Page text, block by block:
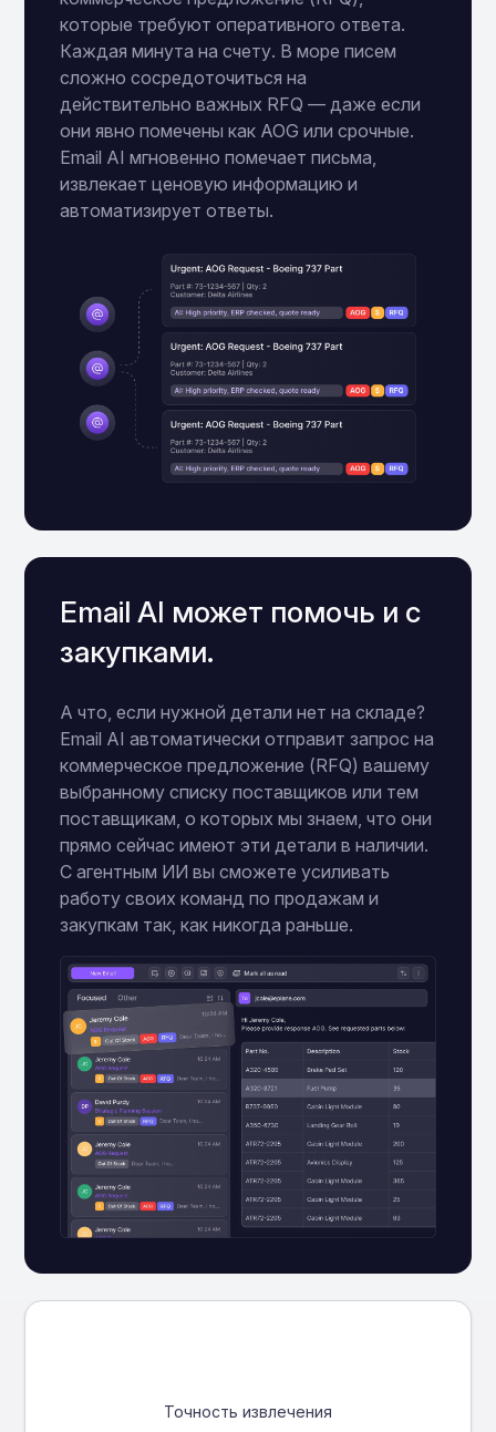
которые требуют оперативного ответа.
Каждая минута на счету. В море писем
сложно сосредоточиться на
действительно важных RFQ — даже если
они явно помечены как AOG или срочные.
Email AI мгновенно помечает письма,
извлекает ценовую информацию и
автоматизирует ответы.
Email AI может помочь и с
закупками.
А что, если нужной детали нет на складе?
Email AI автоматически отправит запрос на
коммерческое предложение (RFQ) вашему
выбранному списку поставщиков или тем
поставщикам, о которых мы знаем, что они
прямо сейчас имеют эти детали в наличии.
С агентным ИИ вы сможете усиливать
работу своих команд по продажам и
закупкам так, как никогда раньше.
Точность извлечения